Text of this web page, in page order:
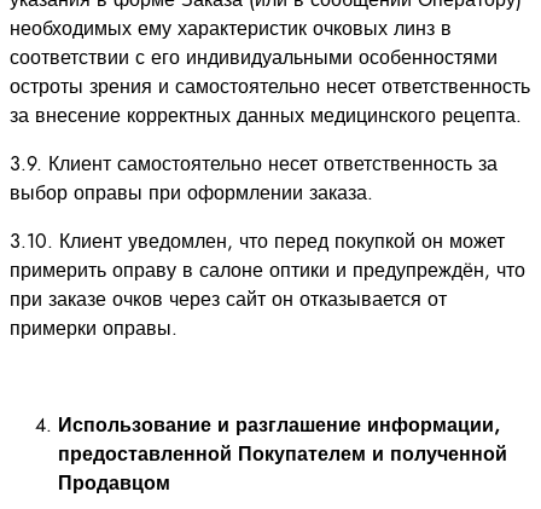
необходимых ему характеристик очковых линз в
соответствии с его индивидуальными особенностями
остроты зрения и самостоятельно несет ответственность
за внесение корректных данных медицинского рецепта.
3.9. Клиент самостоятельно несет ответственность за
выбор оправы при оформлении заказа.
3.10. Клиент уведомлен, что перед покупкой он может
примерить оправу в салоне оптики и предупреждён, что
при заказе очков через сайт он отказывается от
примерки оправы.
Использование и разглашение информации,
предоставленной Покупателем и полученной
Продавцом